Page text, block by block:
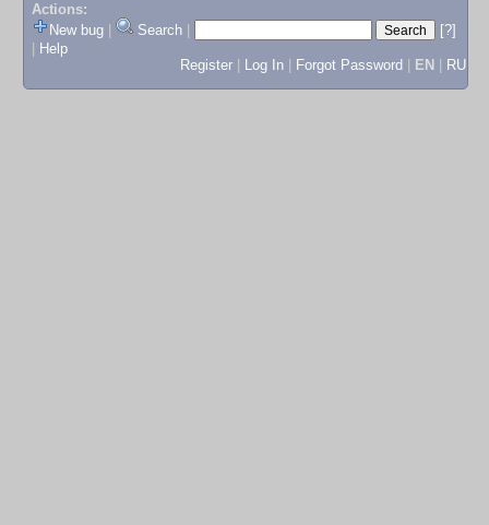
Actions:
New bug
Search
[?]
Help
Register
Log In Forgot Password EN RU